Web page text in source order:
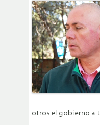
otros el gobierno a